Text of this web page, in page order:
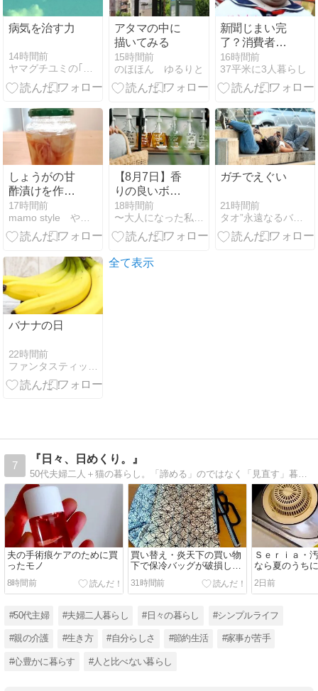
病気を治す力
14時間前
ヤマグチユミの｢人生はこれから｣断捨離トレーナー
アタマの中に
描いてみる
15時間前
のほほん ゆるりと
新聞じまい完
了？消費者セ
ンターに感謝
されました
16時間前
37平米に3人暮らし
しょうがの甘
酢漬けを作っ
た日のお楽し
みはジンジャ
ードリンク
17時間前
mamo style やっぱり地味暮らし。
【8月7日】香
りの良いボデ
ィオイルを選
び、嗅覚から
極上のリラッ
18時間前
〜大人になった私たちの定番と習慣〜
ガチでえぐい
21時間前
タオ”永遠なるバランス”の香り
バナナの日
22時間前
全て表示
7
『日々、日めくり。』
50代夫婦二人＋猫の暮らし。「諦める」のではなく「見直す」暮らしで自分らしく笑って過ごしたい。ご訪問お待ちしています♪
夫の手術痕ケアのために買
ったモノ
8時間前
買い替え・炎天下の買い物
下で保冷バッグが破損し
て・・
31時間前
Ｓｅｒｉａ・
なら夏のうち
2日前
#50代主婦 #夫婦二人暮らし #日々の暮らし #シンプルライフ
#親の介護 #生き方 #自分らしさ #節約生活 #家事が苦手
#心豊かに暮らす #人と比べない暮らし